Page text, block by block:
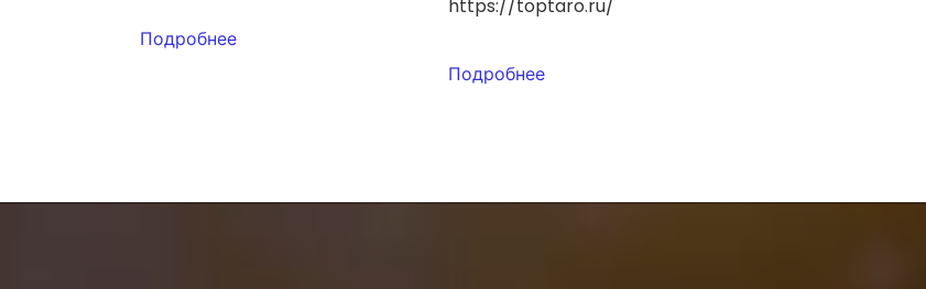
Подробнее
https://toptaro.ru/
Подробнее